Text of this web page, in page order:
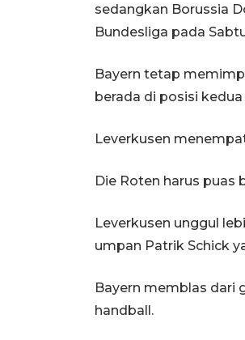
sedangkan Borussia
Bundesliga pada
Bayern tetap
berada di posisi
Leverkusen
Die Roten harus puas
Leverkusen unggul
umpan Patrik Schick
Bayern memblas dari
handball.